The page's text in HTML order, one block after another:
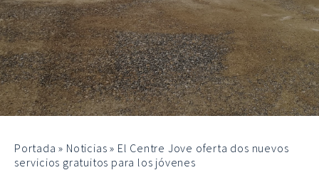
Portada » Noticias » El Centre Jove oferta dos nuevos
servicios gratuitos para los jóvenes